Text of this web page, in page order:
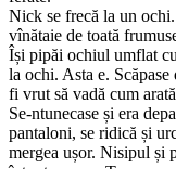
Nick se frecă la un
vînătaie de toată
Își pipăi ochiul umflat
la ochi. Asta e.
fi vrut să vadă cum
Se-ntunecase și era
pantaloni, se ridică și
mergea ușor. Nisipul și